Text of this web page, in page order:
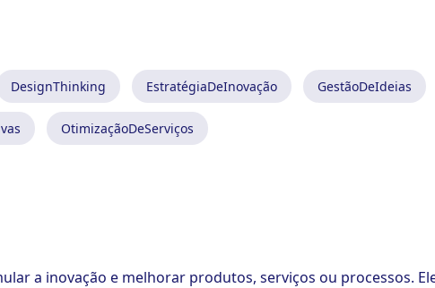
DesignThinking EstratégiaDeInovação GestãoDeIdeias
OtimizaçãoDeServiços
a inovação e melhorar produtos, serviços ou processos.